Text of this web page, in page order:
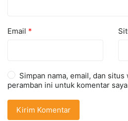
Email *
Simpan nama, email, dan situs
peramban ini untuk komentar